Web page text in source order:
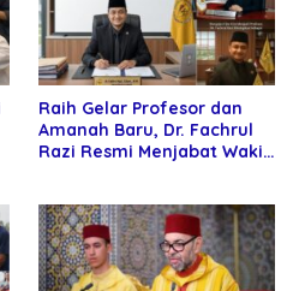
Raih Gelar Profesor dan
Amanah Baru, Dr. Fachrul
Razi Resmi Menjabat Wakil